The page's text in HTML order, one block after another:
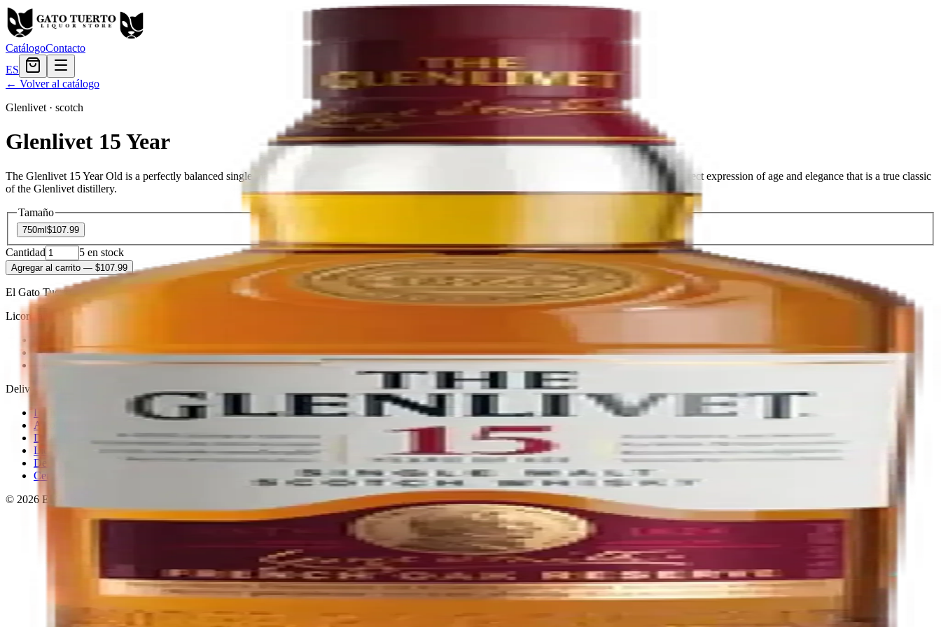
CatálogoContacto
ES
← Volver al catálogo
Glenlivet · scotch
Glenlivet 15 Year
The Glenlivet 15 Year Old is a perfectly balanced single malt scotch whisky with a lively gold color and playful interlacing of floral and fruit aromas. A perfect expression of age and elegance that is a true classic
of the Glenlivet distillery.
Tamaño
750ml $107.99
Cantidad 5 en stock
Agregar al carrito — $107.99
El Gato Tuerto
Licorera · envíos locales
Términos y condiciones
Política de devoluciones
Delivery · Miami
Delivery de licores en Miami
Alcohol a domicilio Miami
Delivery a Brickell
Licorera en Brickell
Delivery Coral Gables
Cervezas a domicilio Miami
© 2026 El Gato Tuerto · Licorera